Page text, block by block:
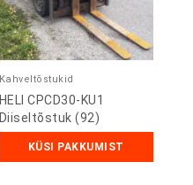
Kahveltõstukid
HELI CPCD30-KU1
Diiseltõstuk (92)
KÜSI PAKKUMIST